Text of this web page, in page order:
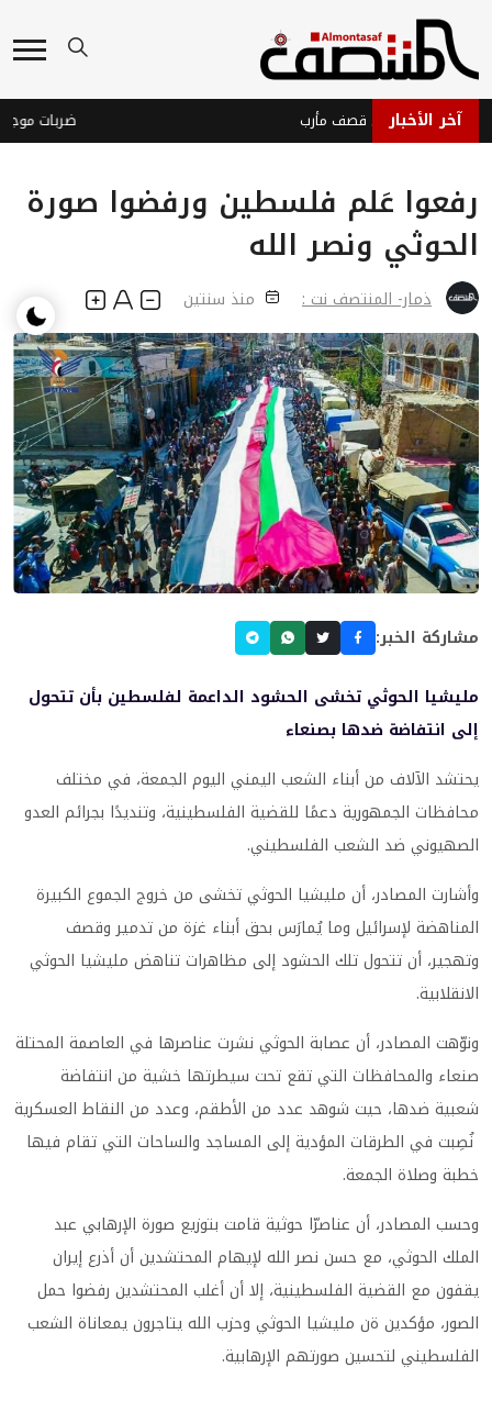
آخر الأخبار
يصعّدون قصف مأرب ضربات موجعة
رفعوا عَلم فلسطين ورفضوا صورة
الحوثي ونصر الله
ذمار- المنتصف نت : منذ سنتين
مشاركة الخبر:
مليشيا الحوثي تخشى الحشود الداعمة لفلسطين بأن تتحول
إلى انتفاضة ضدها بصنعاء
يحتشد الآلاف من أبناء الشعب اليمني اليوم الجمعة، في مختلف
محافظات الجمهورية دعمًا للقضية الفلسطينية، وتنديدًا بجرائم العدو
الصهيوني ضد الشعب الفلسطيني.
وأشارت المصادر، أن مليشيا الحوثي تخشى من خروج الجموع الكبيرة
المناهضة لإسرائيل وما يُمارَس بحق أبناء غزة من تدمير وقصف
وتهجير، أن تتحول تلك الحشود إلى مظاهرات تناهض مليشيا الحوثي
الانقلابية.
ونوّهت المصادر، أن عصابة الحوثي نشرت عناصرها في العاصمة المحتلة
صنعاء والمحافظات التي تقع تحت سيطرتها خشية من انتفاضة
شعبية ضدها، حيت شوهد عدد من الأطقم، وعدد من النقاط العسكرية
نُصِبت في الطرقات المؤدية إلى المساجد والساحات التي تقام فيها
خطبة وصلاة الجمعة.
وحسب المصادر، أن عناصرّا حوثية قامت بتوزيع صورة الإرهابي عبد
الملك الحوثي، مع حسن نصر الله لإيهام المحتشدين أن أذرع إيران
يقفون مع القضية الفلسطينية، إلا أن أغلب المحتشدين رفضوا حمل
الصور، مؤكدين ةن مليشيا الحوثي وحزب الله يتاجرون يمعاناة الشعب
الفلسطيني لتحسين صورتهم الإرهابية.